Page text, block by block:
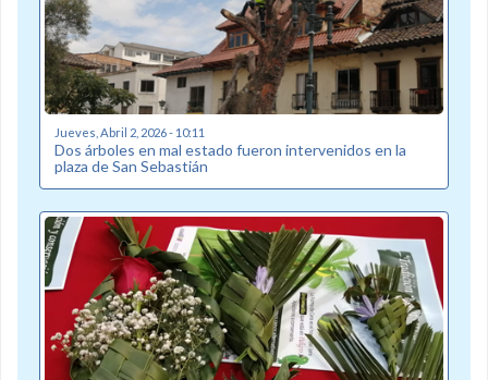
Jueves, Abril 2, 2026 - 10:11
Dos árboles en mal estado fueron intervenidos en la
plaza de San Sebastián